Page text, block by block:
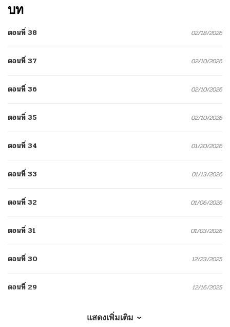
บท
ตอนที่ 38 02/18/2026
ตอนที่ 37 02/10/2026
ตอนที่ 36 02/10/2026
ตอนที่ 35 02/10/2026
ตอนที่ 34 01/20/2026
ตอนที่ 33 01/13/2026
ตอนที่ 32 01/06/2026
ตอนที่ 31 01/03/2026
ตอนที่ 30 12/23/2025
ตอนที่ 29 12/16/2025
แสดงเพิ่มเติม